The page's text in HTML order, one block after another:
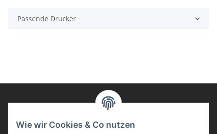
Passende Drucker
Informationen
Wie wir Cookies & Co nutzen